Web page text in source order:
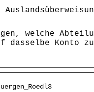
welche
dasselbe Konto